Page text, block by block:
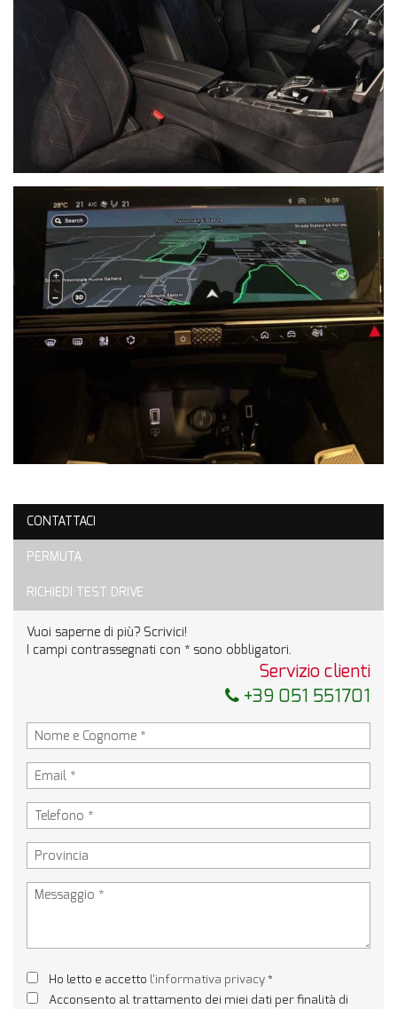
CONTATTACI
PERMUTA
RICHIEDI TEST DRIVE
Vuoi saperne di più? Scrivici!
I campi contrassegnati con * sono obbligatori.
Servizio clienti
+39 051 551701
Ho letto e accetto l'informativa privacy*
Acconsento al trattamento dei miei dati per finalità di